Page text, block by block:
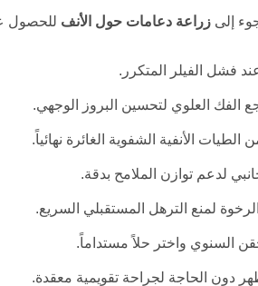
إلى زراعة دعامات حول الأنف للحصول
فشل الفيلر المتكرر.
الفك العلوي لتحسين البروز الوجهي.
الأنفية الشفوية الغائرة نهائياً.
لدعم توازن الملامح بدقة.
لمنع الترهل المستقبلي السريع.
السنوي واختر حلاً مستداماً.
دون الحاجة لجراحة تقويمية معقدة.